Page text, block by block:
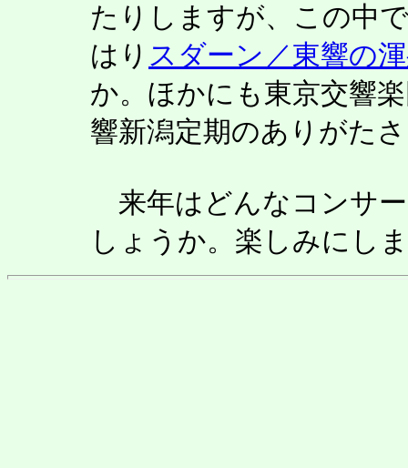
たりしますが、この中
はり スダーン／東響の
か。ほかにも東京交響
響新潟定期のありがた
来年はどんなコンサ
しょうか。楽しみに